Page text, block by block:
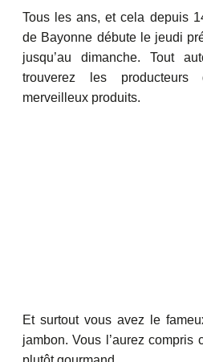
Tous les ans, et cela depuis
de Bayonne débute le jeudi
jusqu’au dimanche. Tout
trouverez les producteurs
merveilleux produits.
Et surtout vous avez le
jambon. Vous l’aurez compris